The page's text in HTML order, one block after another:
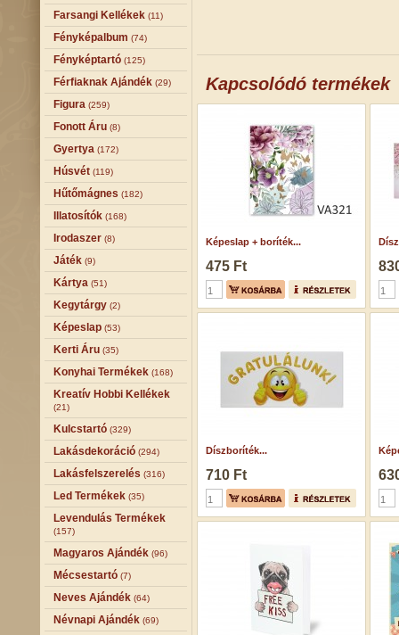
Farsangi Kellékek (11)
Fényképalbum (74)
Fényképtartó (125)
Férfiaknak Ajándék (29)
Figura (259)
Fonott Áru (8)
Gyertya (172)
Húsvét (119)
Hűtőmágnes (182)
Illatosítók (168)
Irodaszer (8)
Játék (9)
Kártya (51)
Kegytárgy (2)
Képeslap (53)
Kerti Áru (35)
Konyhai Termékek (168)
Kreatív Hobbi Kellékek
(21)
Kulcstartó (329)
Lakásdekoráció (294)
Lakásfelszerelés (316)
Led Termékek (35)
Levendulás Termékek
(157)
Magyaros Ajándék (96)
Mécsestartó (7)
Neves Ajándék (64)
Névnapi Ajándék (69)
Kapcsolódó termékek
Képeslap + boríték...
475 Ft
Díszboríték...
710 Ft